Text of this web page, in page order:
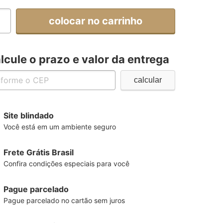
colocar no carrinho
o prazo e valor da entrega
Site blindado
Você está em um ambiente seguro
Frete Grátis Brasil
Confira condições especiais para você
Pague parcelado
Pague parcelado no cartão sem juros